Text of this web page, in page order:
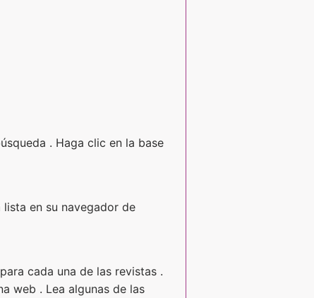
. Haga clic en la base
en su navegador de
cada una de las revistas .
web . Lea algunas de las